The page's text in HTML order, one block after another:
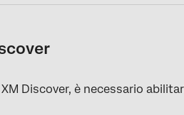
Discover, è necessario